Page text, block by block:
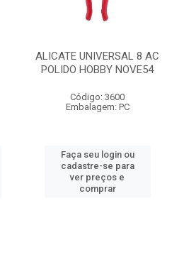
ALICATE UNIVERSAL 8 AC
POLIDO HOBBY NOVE54
Código: 3600
Embalagem: PC
Faça seu login ou
cadastre-se para
ver preços e
comprar